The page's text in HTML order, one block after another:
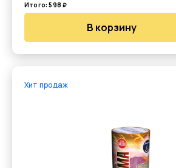
Итого:598 ₽
В корзину
Хит продаж